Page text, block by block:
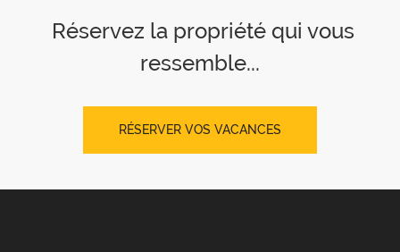
Réservez la propriété qui vous
ressemble...
RÉSERVER VOS VACANCES